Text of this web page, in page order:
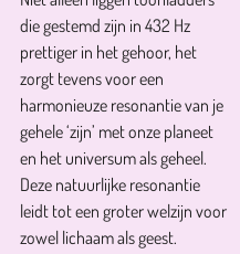
die gestemd zijn in 432 Hz
prettiger in het gehoor, het
zorgt tevens voor een
harmonieuze resonantie van je
gehele ‘zijn’ met onze planeet
en het universum als geheel.
Deze natuurlijke resonantie
leidt tot een groter welzijn voor
zowel lichaam als geest.